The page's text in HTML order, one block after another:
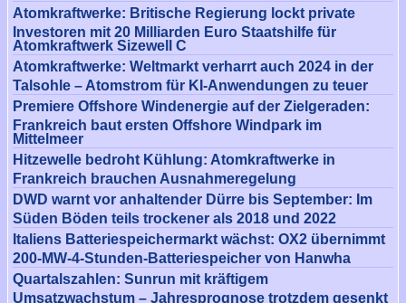
Atomkraftwerke: Britische Regierung lockt private
Investoren mit 20 Milliarden Euro Staatshilfe für
Atomkraftwerk Sizewell C
Atomkraftwerke: Weltmarkt verharrt auch 2024 in der
Talsohle – Atomstrom für KI-Anwendungen zu teuer
Premiere Offshore Windenergie auf der Zielgeraden:
Frankreich baut ersten Offshore Windpark im
Mittelmeer
Hitzewelle bedroht Kühlung: Atomkraftwerke in
Frankreich brauchen Ausnahmeregelung
DWD warnt vor anhaltender Dürre bis September: Im
Süden Böden teils trockener als 2018 und 2022
Italiens Batteriespeichermarkt wächst: OX2 übernimmt
200-MW-4-Stunden-Batteriespeicher von Hanwha
Quartalszahlen: Sunrun mit kräftigem
Umsatzwachstum – Jahresprognose trotzdem gesenkt